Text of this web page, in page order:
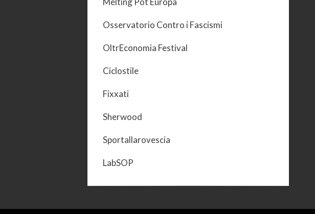
Osservatorio Contro i Fascismi
OltrEconomia Festival
Ciclostile
Fixxati
Sherwood
Sportallarovescia
LabSOP